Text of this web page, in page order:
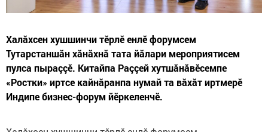
Халăхсен хушшинчи тӗрлӗ енлӗ форумсем
Тутарстаншăн хăнăхнă тата йăлари мероприятисем
пулса пыраççӗ. Китайпа Раççей хутшăнăвӗсемпе
«Ростки» иртсе кайнăранпа нумай та вăхăт иртмерӗ
Индипе бизнес-форум йӗркеленчӗ.